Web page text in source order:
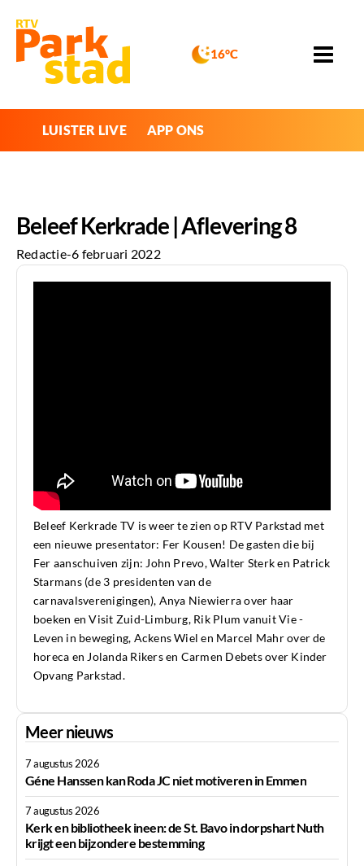
16°C
LUISTER LIVE APP ONS
Beleef Kerkrade | Aflevering 8
Redactie-6 februari 2022
Beleef Kerkrade TV is weer te zien op RTV Parkstad met
een nieuwe presentator: Fer Kousen! De gasten die bij
Fer aanschuiven zijn: John Prevo, Walter Sterk en Patrick
Starmans (de 3 presidenten van de
carnavalsverenigingen), Anya Niewierra over haar
boeken en Visit Zuid-Limburg, Rik Plum vanuit Vie -
Leven in beweging, Ackens Wiel en Marcel Mahr over de
horeca en Jolanda Rikers en Carmen Debets over Kinder
Opvang Parkstad.
Meer nieuws
7 augustus 2026
Géne Hanssen kan Roda JC niet motiveren in Emmen
7 augustus 2026
Kerk en bibliotheek ineen: de St. Bavo in dorpshart Nuth
krijgt een bijzondere bestemming